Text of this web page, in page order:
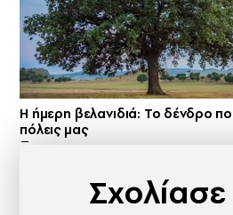
Η ήμερη βελανιδιά: Το δένδρο
πόλεις μας